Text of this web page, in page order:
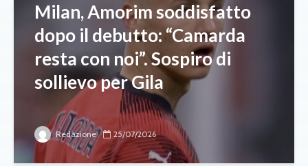
Milan, Amorim soddisfatto
dopo il debutto: “Camarda
resta con noi”. Sospiro di
sollievo per Gila
Redazione 25/07/2026